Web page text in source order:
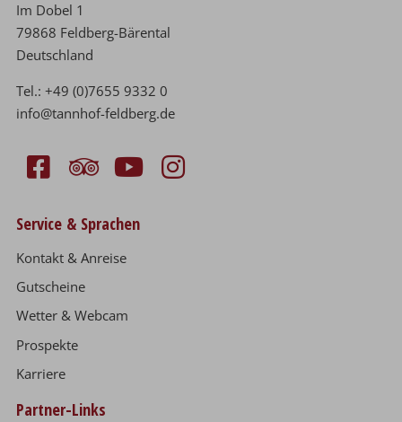
Im Dobel 1
79868 Feldberg-Bärental
Deutschland
Tel.:+49 (0)7655 9332 0
info@tannhof-feldberg.de
Service & Sprachen
Kontakt & Anreise
Gutscheine
Wetter & Webcam
Prospekte
Karriere
Partner-Links